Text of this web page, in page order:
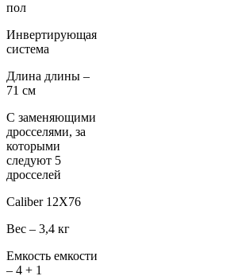
пол
Инвертирующая
система
Длина длины –
71 см
С заменяющими
дросселями, за
которыми
следуют 5
дросселей
Caliber 12X76
Вес – 3,4 кг
Емкость емкости
– 4 + 1